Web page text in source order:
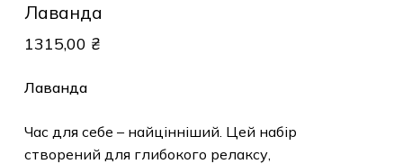
Лаванда
1315,00 ₴
Лаванда
Час для себе – найцінніший. Цей набір
створений для глибокого релаксу,